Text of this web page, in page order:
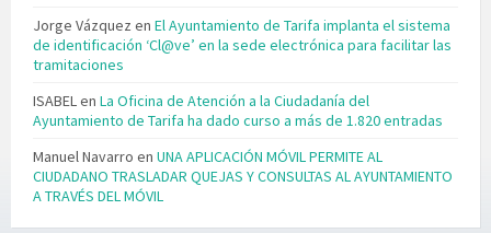
Jorge Vázquez en El Ayuntamiento de Tarifa implanta el sistema
de identificación ‘Cl@ve’ en la sede electrónica para facilitar las
tramitaciones
ISABELen La Oficina de Atención a la Ciudadanía del
Ayuntamiento de Tarifa ha dado curso a más de 1.820 entradas
Manuel Navarro en UNA APLICACIÓN MÓVIL PERMITE AL
CIUDADANO TRASLADAR QUEJAS Y CONSULTAS AL AYUNTAMIENTO
A TRAVÉS DEL MÓVIL